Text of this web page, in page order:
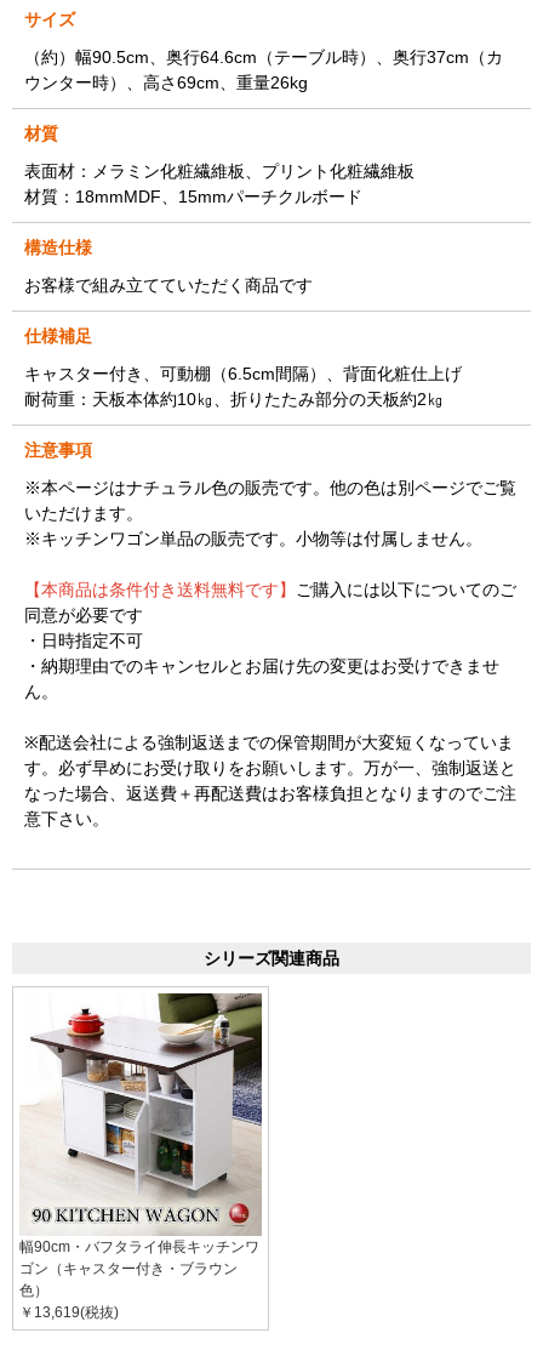
サイズ
（約）幅90.5cm、奥行64.6cm（テーブル時）、奥行37cm（カ
ウンター時）、高さ69cm、重量26kg
材質
表面材：メラミン化粧繊維板、プリント化粧繊維板
材質：18mmMDF、15mmパーチクルボード
構造仕様
お客様で組み立てていただく商品です
仕様補足
キャスター付き、可動棚（6.5cm間隔）、背面化粧仕上げ
耐荷重：天板本体約10㎏、折りたたみ部分の天板約2㎏
注意事項
※本ページはナチュラル色の販売です。他の色は別ページでご覧
いただけます。
※キッチンワゴン単品の販売です。小物等は付属しません。
【本商品は条件付き送料無料です】 ご購入には以下についてのご
同意が必要です
・日時指定不可
・納期理由でのキャンセルとお届け先の変更はお受けできませ
ん。
※配送会社による強制返送までの保管期間が大変短くなっていま
す。必ず早めにお受け取りをお願いします。万が一、強制返送と
なった場合、返送費＋再配送費はお客様負担となりますのでご注
意下さい。
シリーズ関連商品
幅90cm・バフタライ伸長キッチンワ
ゴン（キャスター付き・ブラウン
色）
￥13,619(税抜)